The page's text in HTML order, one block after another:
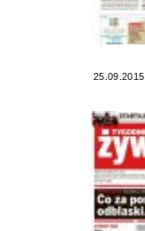
25.09.2015